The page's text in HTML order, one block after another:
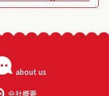
about us
会社概要